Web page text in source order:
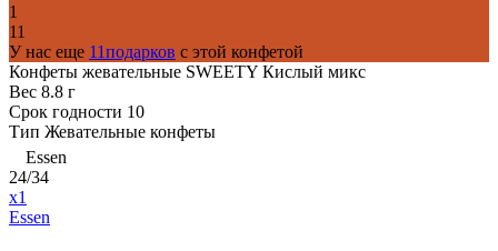
1
11
У нас еще 11подарков с этой конфетой
Конфеты жевательные SWEETY Кислый микс
Вес 8.8 г
Срок годности 10
Тип Жевательные конфеты
Essen
24/34
x1
Essen